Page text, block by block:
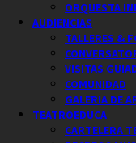
ORQUESTA
AUDIENCIAS
TALLERES &
VISITAS
COMUNIDAD
GALERIA DE
TEATROEDUCA
CARTELERA